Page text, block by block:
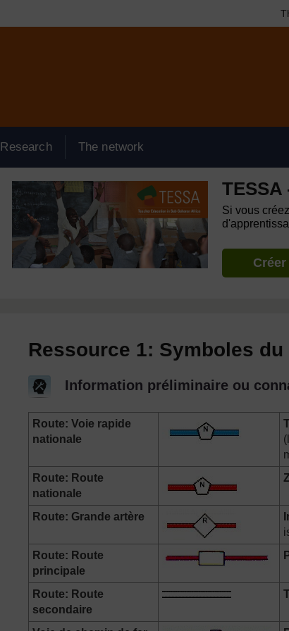
Research The network
TESSA
Si vous
Ressource 1: Symboles du
Information préliminaire ou
Route: Voie rapide
nationale
Route: Route
nationale
Route: Grande artère
Route: Route
principale
Route: Route
secondaire